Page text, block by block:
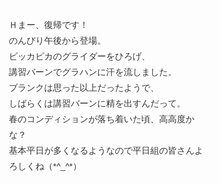
Ｈまー、復帰です！
のんびり午後から登場。
ピッカピカのグライダーをひろげ、
講習バーンでグラハンに汗を流しました。
ブランクは思った以上だったようで、
しばらくは講習バーンに精を出すんだって。
春のコンディションが落ち着いた頃、高高度か
な？
基本平日が多くなるようなので平日組の皆さんよ
ろしくね（*^_^*）